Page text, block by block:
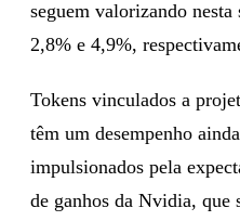
seguem valorizando nesta
2,8% e 4,9%,
Tokens vinculados a
têm um desempenho
impulsionados pela
de ganhos da Nvidia, que